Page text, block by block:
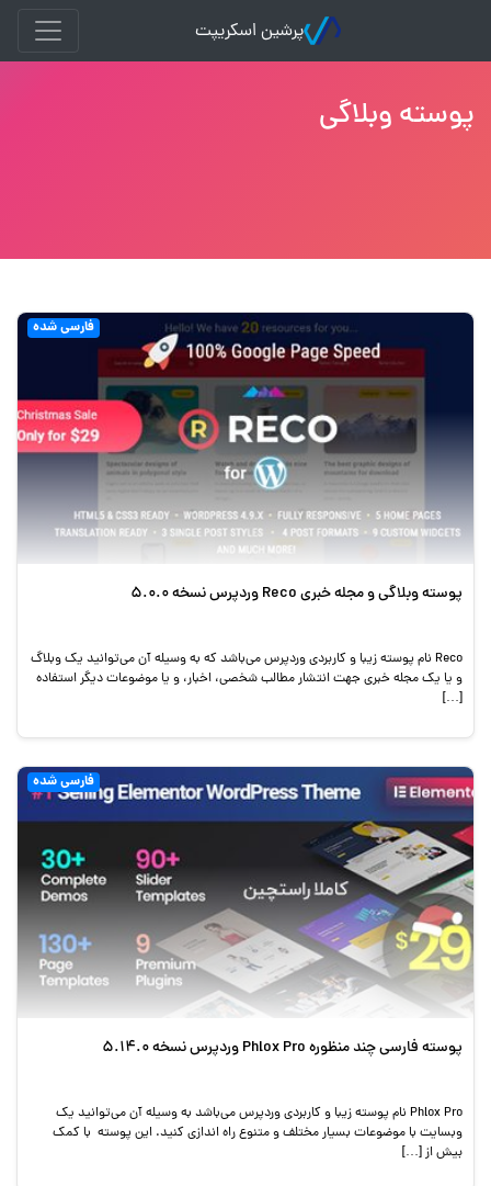
پرشین اسکریپت
پوسته وبلاگی
فارسی شده
پوسته وبلاگی و مجله خبری Reco وردپرس نسخه 5.0.0
Reco نام پوسته زیبا و کاربردی وردپرس می‌باشد که به وسیله آن می‌توانید یک وبلاگ
و یا یک مجله خبری جهت انتشار مطالب شخصی، اخبار، و یا موضوعات دیگر استفاده
[…]
فارسی شده
پوسته فارسی چند منظوره Phlox Pro وردپرس نسخه 5.14.0
Phlox Pro نام پوسته زیبا و کاربردی وردپرس می‌باشد به وسیله آن می‌توانید یک
وبسایت با موضوعات بسیار مختلف و متنوع راه اندازی کنید. این پوسته با کمک
بیش از […]